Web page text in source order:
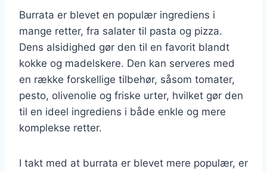
Burrata er blevet en populær ingrediens i
mange retter, fra salater til pasta og pizza.
Dens alsidighed gør den til en favorit blandt
kokke og madelskere. Den kan serveres med
en række forskellige tilbehør, såsom tomater,
pesto, olivenolie og friske urter, hvilket gør den
til en ideel ingrediens i både enkle og mere
komplekse retter.
I takt med at burrata er blevet mere populær, er